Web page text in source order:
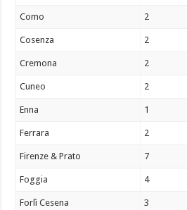
Como 2
Cosenza 2
Cremona 2
Cuneo 2
Enna 1
Ferrara 2
Firenze & Prato 7
Foggia 4
Forlì Cesena 3